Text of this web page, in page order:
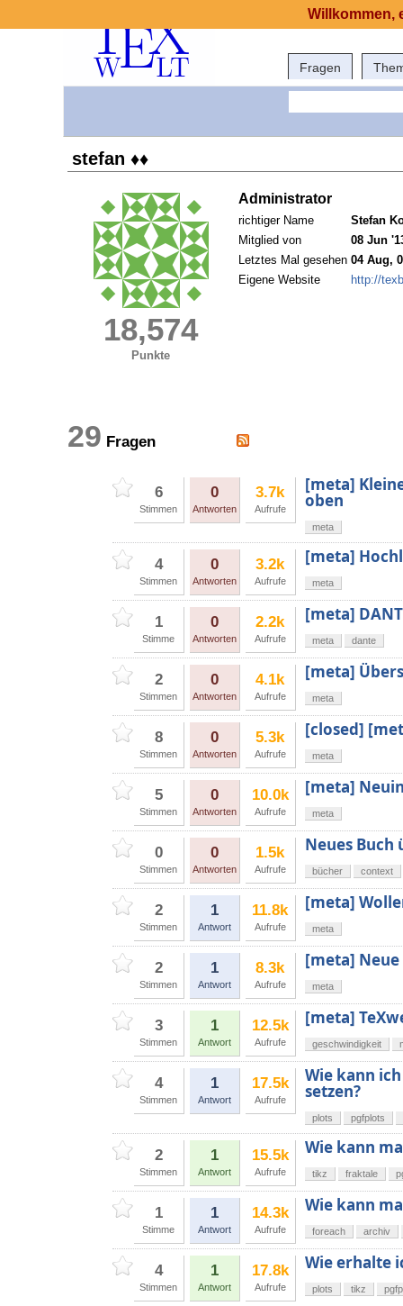
Fragen
stefan ♦♦
18,574
Punkte
Administrator
richtiger Name
Stefan
Mitglied von
08 Jun
Letztes Mal gesehen 04 Aug,
Eigene Website
http://
29 Fragen
6
Stimmen
0
Antworten
3.7k
Aufrufe
[meta]
oben
meta
4
Stimmen
0
Antworten
3.2k
Aufrufe
[meta]
meta
1
Stimme
0
Antworten
2.2k
Aufrufe
[meta]
meta dante
2
Stimmen
0
Antworten
4.1k
Aufrufe
[meta]
meta
8
Stimmen
0
Antworten
5.3k
Aufrufe
[closed]
meta
5
Stimmen
0
Antworten
10.0k
Aufrufe
[meta]
meta
0
Stimmen
0
Antworten
1.5k
Aufrufe
Neues Buch
bücher context
2
Stimmen
1
Antwort
11.8k
Aufrufe
[meta]
meta
2
Stimmen
1
Antwort
8.3k
Aufrufe
[meta]
meta
3
Stimmen
1
Antwort
12.5k
Aufrufe
[meta]
geschwindigkeit
4
Stimmen
1
Antwort
17.5k
Aufrufe
Wie kann
setzen?
plots pgfplots
2
Stimmen
1
Antwort
15.5k
Aufrufe
Wie kann
tikz fraktale
1
Stimme
1
Antwort
14.3k
Aufrufe
Wie kann
foreach archiv
4
Stimmen
1
Antwort
17.8k
Aufrufe
Wie erhalte
plots tikz
Willkommen,